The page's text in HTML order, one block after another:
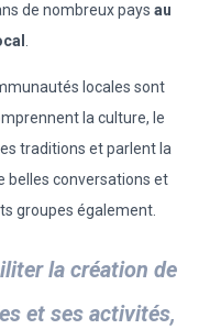
de nombreux pays au
.
locales sont
la culture, le
traditions et parlent la
belles conversations et
groupes également.
la création de
et ses activités,